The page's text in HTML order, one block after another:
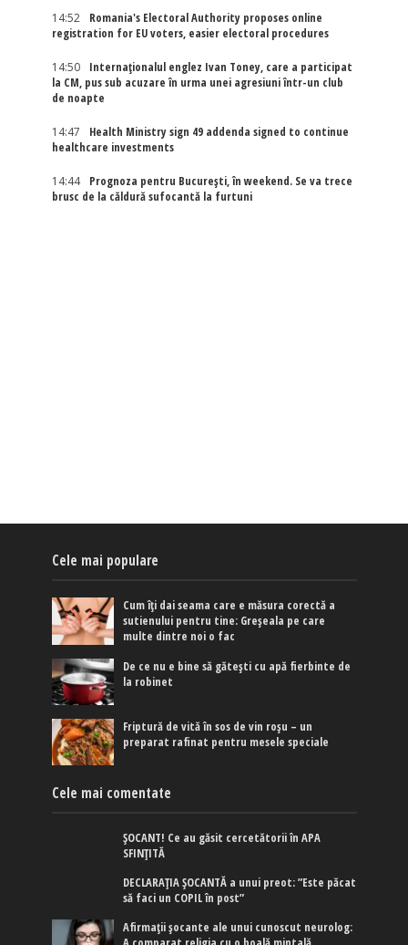
14:52
Romania's Electoral Authority proposes online
registration for EU voters, easier electoral procedures
14:50
Internaţionalul englez Ivan Toney, care a participat
la CM, pus sub acuzare în urma unei agresiuni într-un club
de noapte
14:47
Health Ministry sign 49 addenda signed to continue
healthcare investments
14:44
Prognoza pentru București, în weekend. Se va trece
brusc de la căldură sufocantă la furtuni
Cele mai populare
Cum îți dai seama care e măsura corectă a
sutienului pentru tine: Greșeala pe care
multe dintre noi o fac
De ce nu e bine să gătești cu apă fierbinte de
la robinet
Friptură de vită în sos de vin roșu – un
preparat rafinat pentru mesele speciale
Cele mai comentate
ȘOCANT! Ce au găsit cercetătorii în APA
SFINȚITĂ
DECLARAȚIA ȘOCANTĂ a unui preot: ”Este păcat
să faci un COPIL în post”
Afirmaţii şocante ale unui cunoscut neurolog: